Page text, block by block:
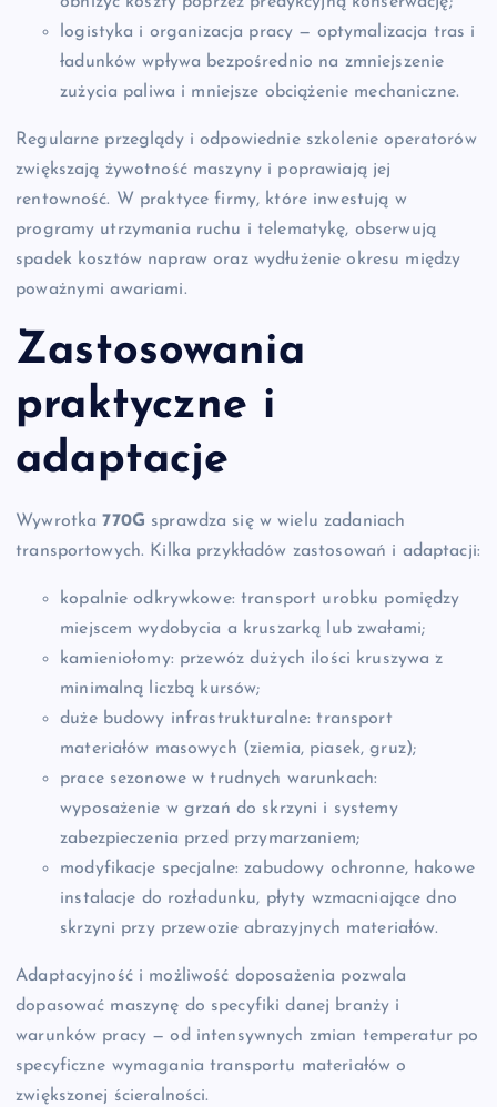
logistyka i organizacja pracy — optymalizacja tras i
ładunków wpływa bezpośrednio na zmniejszenie
zużycia paliwa i mniejsze obciążenie mechaniczne.
Regularne przeglądy i odpowiednie szkolenie operatorów
zwiększają żywotność maszyny i poprawiają jej
rentowność. W praktyce firmy, które inwestują w
programy utrzymania ruchu i telematykę, obserwują
spadek kosztów napraw oraz wydłużenie okresu między
poważnymi awariami.
Zastosowania
praktyczne i
adaptacje
Wywrotka770G sprawdza się w wielu zadaniach
transportowych. Kilka przykładów zastosowań i adaptacji:
kopalnie odkrywkowe: transport urobku pomiędzy
miejscem wydobycia a kruszarką lub zwałami;
kamieniołomy: przewóz dużych ilości kruszywa z
minimalną liczbą kursów;
duże budowy infrastrukturalne: transport
materiałów masowych (ziemia, piasek, gruz);
prace sezonowe w trudnych warunkach:
wyposażenie w grzań do skrzyni i systemy
zabezpieczenia przed przymarzaniem;
modyfikacje specjalne: zabudowy ochronne, hakowe
instalacje do rozładunku, płyty wzmacniające dno
skrzyni przy przewozie abrazyjnych materiałów.
Adaptacyjność i możliwość doposażenia pozwala
dopasować maszynę do specyfiki danej branży i
warunków pracy — od intensywnych zmian temperatur po
specyficzne wymagania transportu materiałów o
zwiększonej ścieralności.